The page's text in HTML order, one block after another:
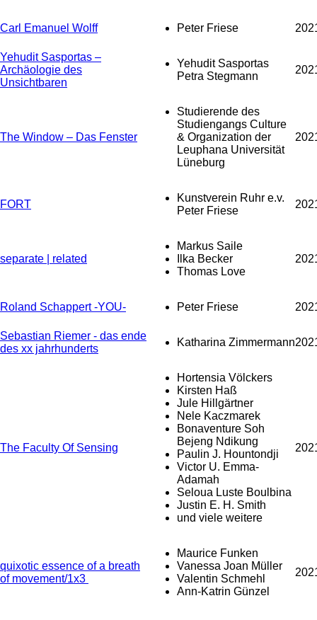
Carl Emanuel Wolff Peter Friese
Yehudit Sasportas –
Archäologie des
Unsichtbaren
Yehudit Sasportas
Petra Stegmann
The Window – Das Fenster
Studierende des
Studiengangs Culture
& Organization der
Leuphana Universität
Lüneburg
FORT
Kunstverein Ruhr e.v.
Peter Friese
separate | related
Markus Saile
Ilka Becker
Thomas Love
Roland Schappert -YOU- Peter Friese
Sebastian Riemer - das ende
des xx jahrhunderts
Katharina Zimmermann
The Faculty Of Sensing
Hortensia Völckers
Kirsten Haß
Jule Hillgärtner
Nele Kaczmarek
Bonaventure Soh
Bejeng Ndikung
Paulin J. Hountondji
Victor U. Emma-
Adamah
Seloua Luste Boulbina
Justin E. H. Smith
und viele weitere
quixotic essence of a breath
of movement/1x3
Maurice Funken
Vanessa Joan Müller
Valentin Schmehl
Ann-Katrin Günzel